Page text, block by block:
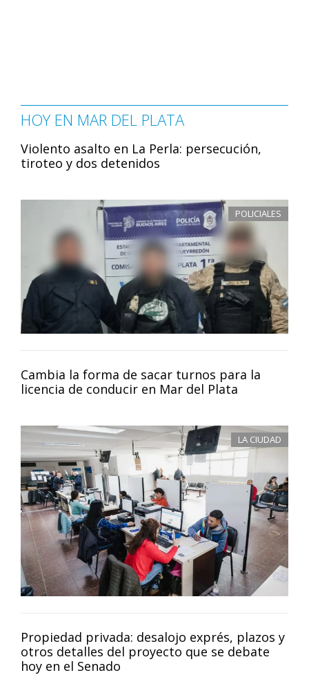
HOY EN MAR DEL PLATA
Violento asalto en La Perla: persecución,
tiroteo y dos detenidos
POLICIALES
Cambia la forma de sacar turnos para la
licencia de conducir en Mar del Plata
LA CIUDAD
Propiedad privada: desalojo exprés, plazos y
otros detalles del proyecto que se debate
hoy en el Senado